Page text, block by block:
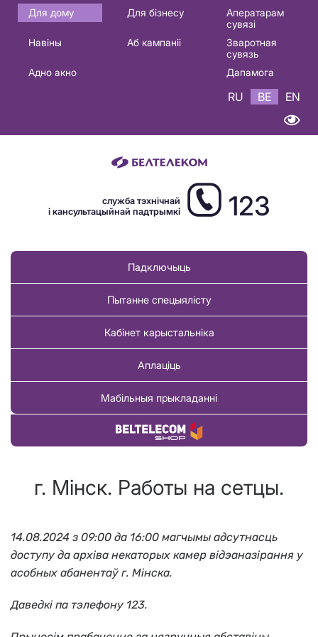
Основная
навигация
Для дому Для бізнесу
Аператарам
сувязі
Навіны
Аб кампаніі
Зваротная
сувязь
Адно акно
Дапамога
RU BE EN
служба тэхнічнай
і кансультацыйнай падтрымкі
123
Падключыць
Пытанне спецыялісту
Кабінет карыстальніка
Аплаціць
Мабільныя прыкладанні
Купіць тавар
г. Мінск. Работы на сетцы.
14.08.2024 з 09:00 да 16:00 магчымы адсутнасць
доступу да архіва некаторых камер відэаназірання у
асобных абанентаў г. Мiнска.
Даведкі па тэлефону 123.